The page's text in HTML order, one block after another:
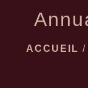
ACCUEIL /